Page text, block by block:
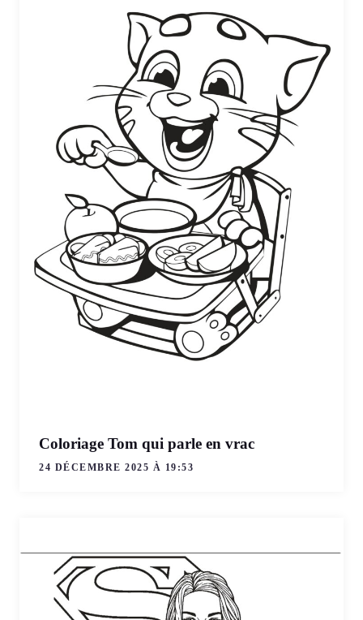
Coloriage Tom qui parle en vrac
24 DÉCEMBRE 2025 À 19:53